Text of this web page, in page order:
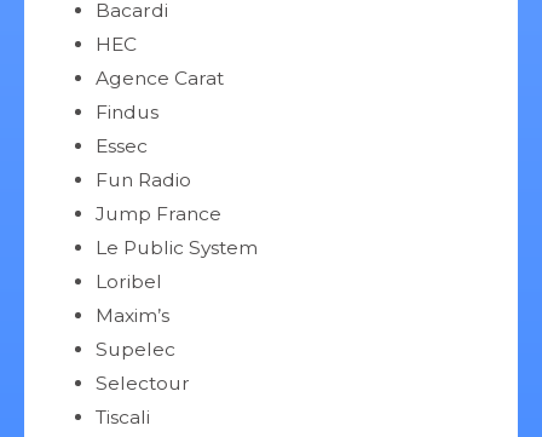
Bacardi
HEC
Agence Carat
Findus
Essec
Fun Radio
Jump France
Le Public System
Loribel
Maxim’s
Supelec
Selectour
Tiscali